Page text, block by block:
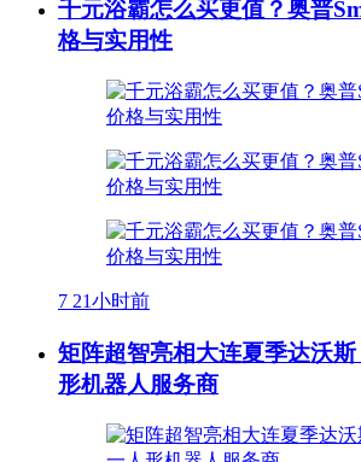
千元浴霸怎么买更值？奥普
格与实用性
7 21小时前
矩阵超智亮相大连夏季达沃
形机器人服务商